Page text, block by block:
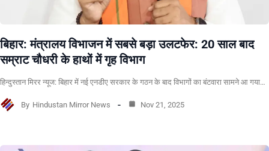
बिहार: मंत्रालय विभाजन में सबसे बड़ा उलटफेर: 20 साल बाद
सम्राट चौधरी के हाथों में गृह विभाग
हिन्दुस्तान मिरर न्यूज: बिहार में नई एनडीए सरकार के गठन के बाद विभागों का बंटवारा सामने आ गया…
By Hindustan Mirror News Nov 21, 2025